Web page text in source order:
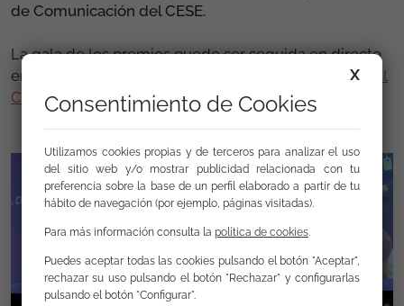
de Comunicación del CESE.
La gala de los premios puede ser seguida en directo
en el siguiente enlace
European Economic and Social
Committee | (europa.eu)
X
Consentimiento de Cookies
Utilizamos cookies propias y de terceros para analizar el uso
del sitio web y/o mostrar publicidad relacionada con tu
preferencia sobre la base de un perfil elaborado a partir de tu
hábito de navegación (por ejemplo, páginas visitadas).
Para más información consulta la política de cookies
Puedes aceptar todas las cookies pulsando el botón "Aceptar",
rechazar su uso pulsando el botón "Rechazar" y configurarlas
pulsando el botón "Configurar".